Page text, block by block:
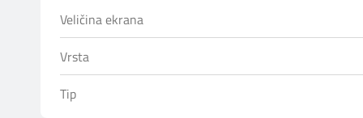
Veličina ekrana
Vrsta
Tip